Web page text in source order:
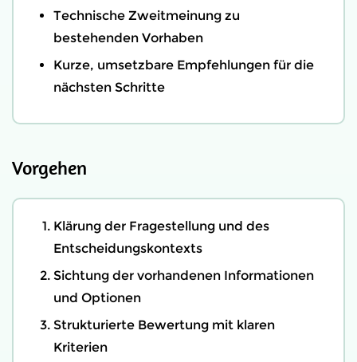
Technische Zweitmeinung zu
bestehenden Vorhaben
Kurze, umsetzbare Empfehlungen für die
nächsten Schritte
Vorgehen
Klärung der Fragestellung und des
Entscheidungskontexts
Sichtung der vorhandenen Informationen
und Optionen
Strukturierte Bewertung mit klaren
Kriterien